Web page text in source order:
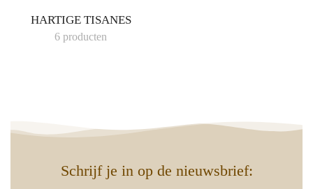
HARTIGE TISANES
6 producten
Schrijf je in op de nieuwsbrief: